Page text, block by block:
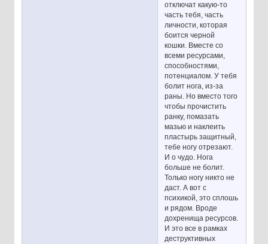
отключат какую-то
часть тебя, часть
личности, которая
боится черной
кошки. Вместе со
всеми ресурсами,
способностями,
потенциалом. У тебя
болит нога, из-за
раны. Но вместо того
чтобы прочистить
ранку, помазать
мазью и наклеить
пластырь защитный,
тебе ногу отрезают.
И о чудо. Нога
больше не болит.
Только ногу никто не
даст. А вот с
психикой, это сплошь
и рядом. Вроде
дохренища ресурсов.
И это все в рамках
деструктивных